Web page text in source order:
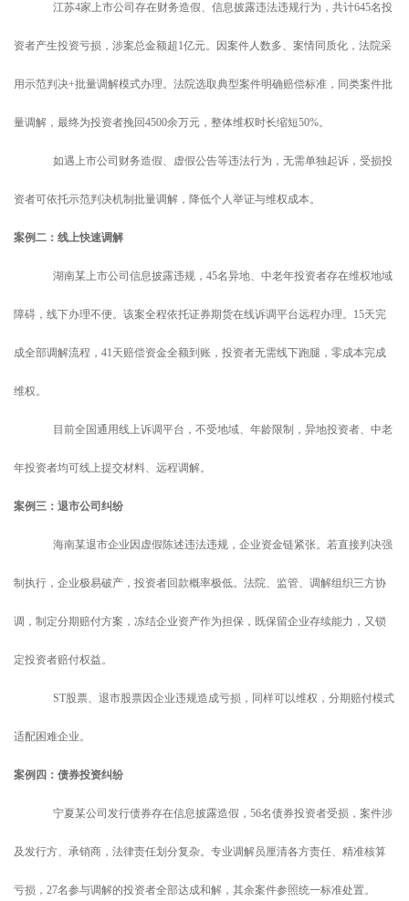
江苏4家上市公司存在财务造假、信息披露违法违规行为，共计645名投
资者产生投资亏损，涉案总金额超1亿元。因案件人数多、案情同质化，法院采
用示范判决+批量调解模式办理。法院选取典型案件明确赔偿标准，同类案件批
量调解，最终为投资者挽回4500余万元 ，整体维权时长缩短50%。
如遇上市公司财务造假、虚假公告等违法行为，无需单独起诉，受损投
资者可依托示范判决机制批量调解，降低个人举证与维权成本。
案例二：线上快速调解
湖南某上市公司信息披露违规， 45名异地、中老年投资者存在维权地域
障碍，线下办理不便。该案全程依托证券期货在线诉调平台远程办理。15天完
成全部调解流程， 41天赔偿资金全额到账，投资者无需线下跑腿，零成本完成
维权。
目前全国通用线上诉调平台，不受地域、年龄限制，异地投资者、中老
年投资者均可线上提交材料、远程调解。
案例三：退市公司纠纷
海南某退市企业因虚假陈述违法违规，企业资金链紧张。若直接判决强
制执行，企业极易破产，投资者回款概率极低。法院、监管、调解组织三方协
调，制定分期赔付方案，冻结企业资产作为担保，既保留企业存续能力，又锁
定投资者赔付权益。
ST股票、退市股票因企业违规造成亏损，同样可以维权，分期赔付模式
适配困难企业。
案例四：债券投资纠纷
宁夏某公司发行债券存在信息披露造假， 56名债券投资者受损，案件涉
及发行方、承销商，法律责任划分复杂。专业调解员厘清各方责任、精准核算
亏损，27名参与调解的投资者全部达成和解，其余案件参照统一标准处置。